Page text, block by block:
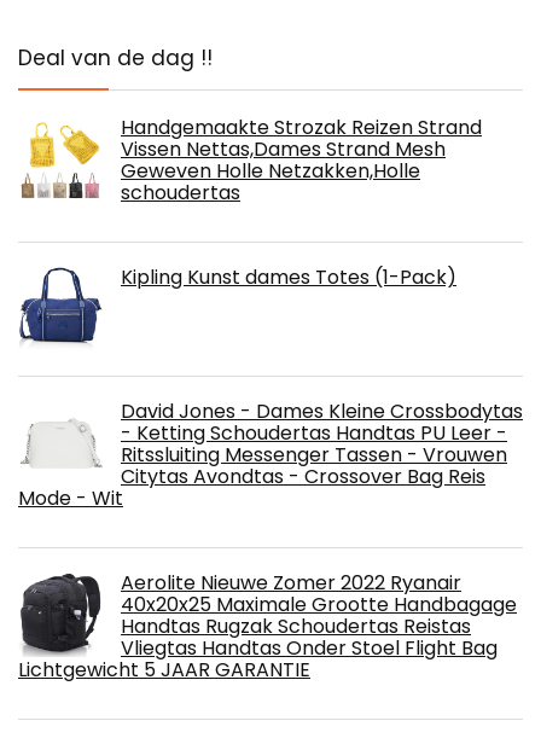
Deal van de dag !!
Handgemaakte Strozak Reizen Strand
Vissen Nettas,Dames Strand Mesh
Geweven Holle Netzakken,Holle
schoudertas
Kipling Kunst dames Totes (1-Pack)
David Jones - Dames Kleine Crossbodytas
- Ketting Schoudertas Handtas PU Leer -
Ritssluiting Messenger Tassen - Vrouwen
Citytas Avondtas - Crossover Bag Reis
Mode - Wit
Aerolite Nieuwe Zomer 2022 Ryanair
40x20x25 Maximale Grootte Handbagage
Handtas Rugzak Schoudertas Reistas
Vliegtas Handtas Onder Stoel Flight Bag
Lichtgewicht 5 JAAR GARANTIE